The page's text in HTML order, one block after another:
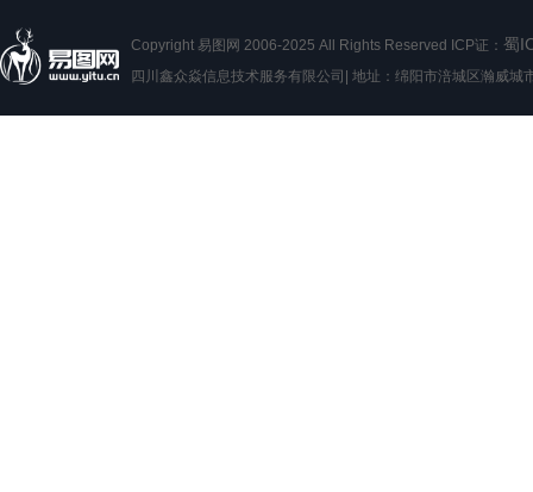
Copyright 易图网 2006-2025 All Rights Reserved ICP证： 蜀
四川鑫众焱信息技术服务有限公司| 地址：绵阳市涪城区瀚威城